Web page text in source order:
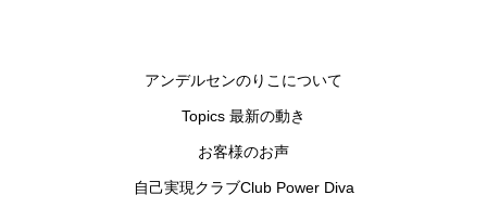
アンデルセンのりこについて
Topics 最新の動き
お客様のお声
自己実現クラブClub Power Diva